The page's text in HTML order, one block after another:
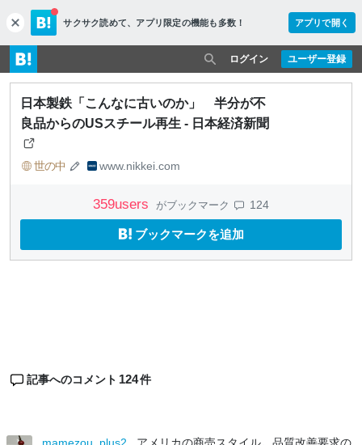
c
l
o
s
e
サクサク読めて、 アプリ限定の機能も多数！ アプリで開く
ユーザー登録
ログイン
日本製鉄「こんなに古いのか」 半分が不
良品からのUSスチール再生 - 日本経済新聞
世の中 www.nikkei.com
359users がブックマーク 124
ブックマークを追加
記事へのコメント 124件